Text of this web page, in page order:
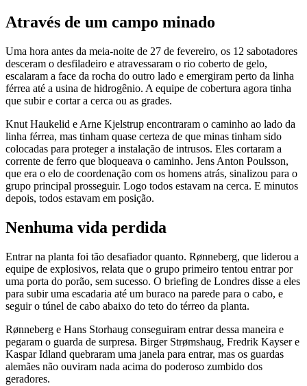
Através de um campo minado
Uma hora antes da meia-noite de 27 de fevereiro, os 12 sabotadores
desceram o desfiladeiro e atravessaram o rio coberto de gelo,
escalaram a face da rocha do outro lado e emergiram perto da linha
férrea até a usina de hidrogênio. A equipe de cobertura agora tinha
que subir e cortar a cerca ou as grades.
Knut Haukelid e Arne Kjelstrup encontraram o caminho ao lado da
linha férrea, mas tinham quase certeza de que minas tinham sido
colocadas para proteger a instalação de intrusos. Eles cortaram a
corrente de ferro que bloqueava o caminho. Jens Anton Poulsson,
que era o elo de coordenação com os homens atrás, sinalizou para o
grupo principal prosseguir. Logo todos estavam na cerca. E minutos
depois, todos estavam em posição.
Nenhuma vida perdida
Entrar na planta foi tão desafiador quanto. Rønneberg, que liderou a
equipe de explosivos, relata que o grupo primeiro tentou entrar por
uma porta do porão, sem sucesso. O briefing de Londres disse a eles
para subir uma escadaria até um buraco na parede para o cabo, e
seguir o túnel de cabo abaixo do teto do térreo da planta.
Rønneberg e Hans Storhaug conseguiram entrar dessa maneira e
pegaram o guarda de surpresa. Birger Strømshaug, Fredrik Kayser e
Kaspar Idland quebraram uma janela para entrar, mas os guardas
alemães não ouviram nada acima do poderoso zumbido dos
geradores.